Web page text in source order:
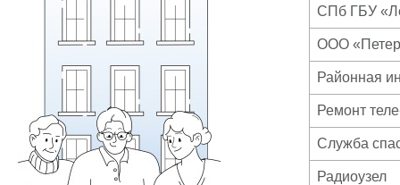
2019 год
СПб ГБУ
ООО
Районная
Ремонт
Служба
Радиоузел